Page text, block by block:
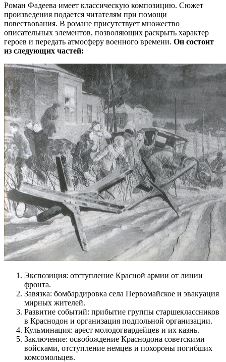
Роман Фадеева имеет классическую композицию. Сюжет
произведения подается читателям при помощи
повествования. В романе присутствует множество
описательных элементов, позволяющих раскрыть характер
героев и передать атмосферу военного времени. Он состоит
из следующих частей:
Экспозиция: отступление Красной армии от линии
фронта.
Завязка: бомбардировка села Первомайское и эвакуация
мирных жителей.
Развитие событий: прибытие группы старшеклассников
в Краснодон и организация подпольной организации.
Кульминация: арест молодогвардейцев и их казнь.
Заключение: освобождение Краснодона советскими
войсками, отступление немцев и похороны погибших
комсомольцев.